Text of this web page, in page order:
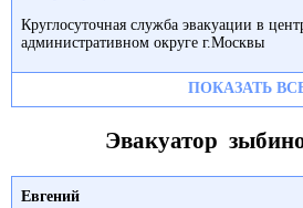
Круглосуточная служба эвакуации в
административном округе г.Москвы
ПОКАЗАТЬ
Эвакуатор
Евгений